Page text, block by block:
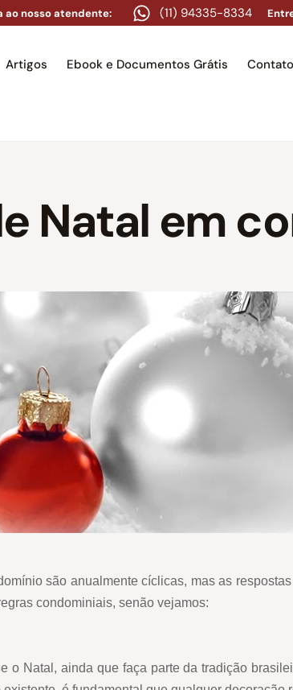
ao nosso atendente: (11) 94335-8334
Artigos Ebook e Documentos Grátis
Natal em
são anualmente cíclicas, mas as
condominiais, senão vejamos:
o Natal, ainda que faça parte da tradição